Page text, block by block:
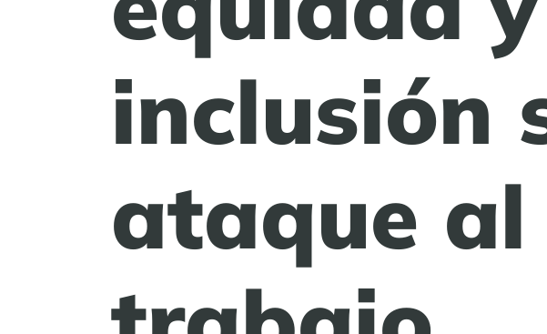
inclusión
ataque al